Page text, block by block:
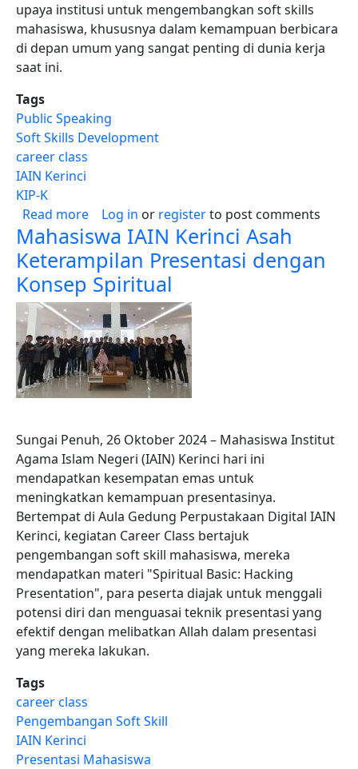
upaya institusi untuk mengembangkan soft skills
mahasiswa, khususnya dalam kemampuan berbicara
di depan umum yang sangat penting di dunia kerja
saat ini.
Tags
Public Speaking
Soft Skills Development
career class
IAIN Kerinci
KIP-K
Read moreabout Dr. Eko Sujadi, M.Pd., Kons Latih
Log in or registerto post comments
Mahasiswa IAIN Kerinci Asah
Keterampilan Presentasi dengan
Konsep Spiritual
Sungai Penuh, 26 Oktober 2024 – Mahasiswa Institut
Agama Islam Negeri (IAIN) Kerinci hari ini
mendapatkan kesempatan emas untuk
meningkatkan kemampuan presentasinya.
Bertempat di Aula Gedung Perpustakaan Digital IAIN
Kerinci, kegiatan Career Class bertajuk
pengembangan soft skill mahasiswa, mereka
mendapatkan materi "Spiritual Basic: Hacking
Presentation", para peserta diajak untuk menggali
potensi diri dan menguasai teknik presentasi yang
efektif dengan melibatkan Allah dalam presentasi
yang mereka lakukan.
Tags
career class
Pengembangan Soft Skill
IAIN Kerinci
Presentasi Mahasiswa